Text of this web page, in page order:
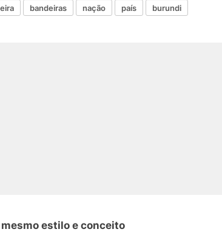
bandeiras nação país burundi
estilo e conceito